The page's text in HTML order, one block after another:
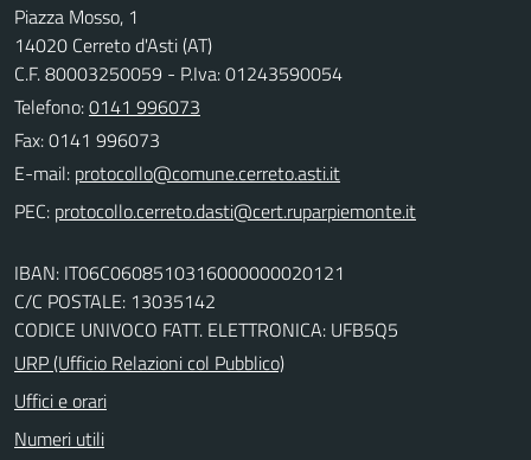
Piazza Mosso, 1
14020 Cerreto d'Asti (AT)
C.F. 80003250059 - P.Iva: 01243590054
Telefono:0141 996073
Fax: 0141 996073
E-mail:
PEC:
IBAN: IT06C0608510316000000020121
C/C POSTALE: 13035142
CODICE UNIVOCO FATT. ELETTRONICA: UFB5Q5
URP (Ufficio Relazioni col Pubblico)
Uffici e orari
Numeri utili